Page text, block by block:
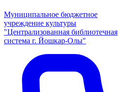
Муниципальное бюджетное
учреждение культуры
"Централизованная библиотечная
система г. Йошкар-Олы"